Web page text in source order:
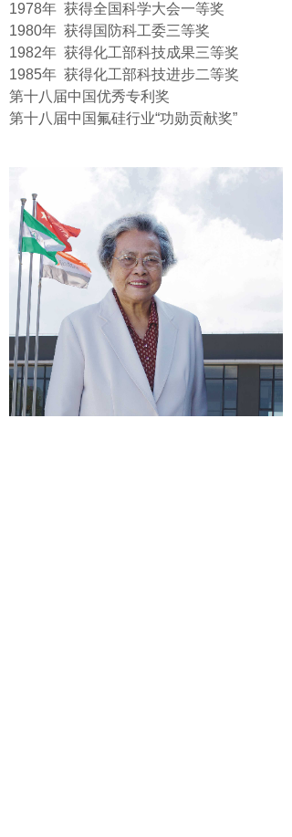
1978年 获得全国科学大会一等奖
1980年 获得国防科工委三等奖
1982年 获得化工部科技成果三等奖
1985年 获得化工部科技进步二等奖
第十八届中国优秀专利奖
第十八届中国氟硅行业“功勋贡献奖”